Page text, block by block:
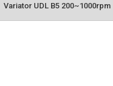
với bạn, báo giá
Variator UDL B5 200~1000rpm